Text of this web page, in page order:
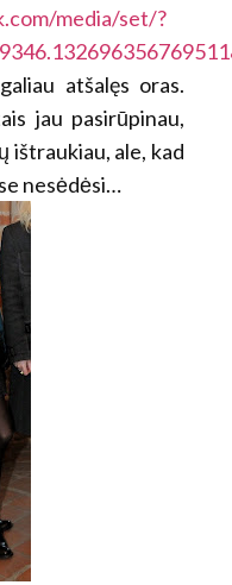
media/set/?
atšalęs oras.
jau pasirūpinau,
ištraukiau, ale, kad
nesėdėsi…